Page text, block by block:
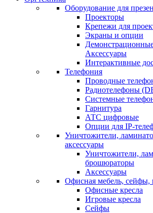
Оборудование для
Проекторы
Крепежи для
Экраны и опции
Аксессуары
Интерактивные
Телефония
Проводные
Радиотелефоны
Системные
Гарнитура
АТС цифровые
Опции для IP-
Уничтожители,
аксессуары
Уничтожители,
брошюраторы
Аксессуары
Офисная мебель,
Офисные кресла
Игровые кресла
Сейфы